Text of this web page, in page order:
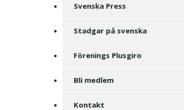
Svenska Press
Stadgar på svenska
Förenings Plusgiro
Bli medlem
Kontakt